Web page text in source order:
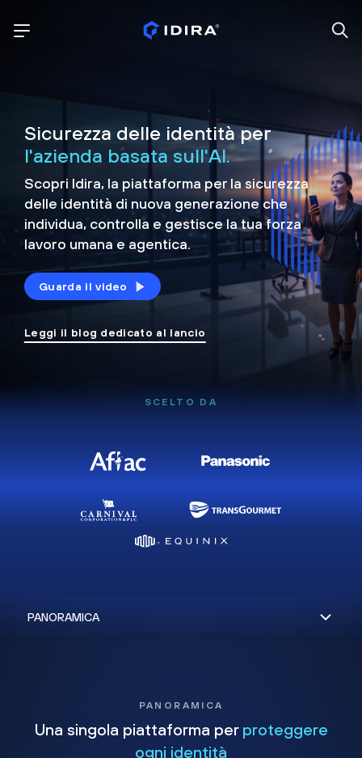
Sicurezza delle identità per
l'azienda basata sull'AI.
Scopri Idira, la piattaforma per la sicurezza
delle identità di nuova generazione che
individua, controlla e gestisce la tua forza
lavoro umana e agentica.
Guarda il video
Leggi il blog dedicato al lancio
SCELTO DA
PANORAMICA
Una singola piattaforma per proteggere
ogni identità